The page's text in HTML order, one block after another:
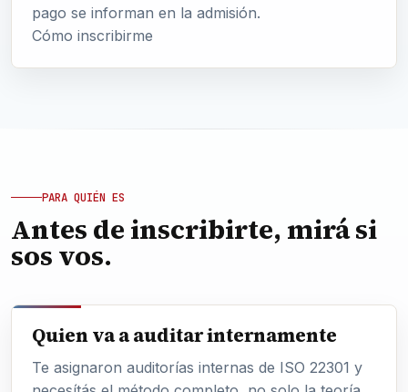
pago se informan en la admisión.
Cómo inscribirme
PARA QUIÉN ES
Antes de inscribirte, mirá si
sos vos.
Quien va a auditar internamente
Te asignaron auditorías internas de ISO 22301 y